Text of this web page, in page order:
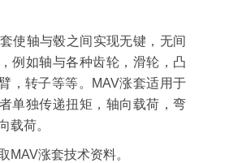
使轴与毂之间实现无键，无间
例如轴与各种齿轮，滑轮，凸
，转子等等。MAV涨套适用于
单独传递扭矩，轴向载荷，弯
载荷。
MAV涨套技术资料。